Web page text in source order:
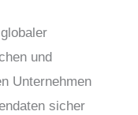
und
Unternehmen
sicher